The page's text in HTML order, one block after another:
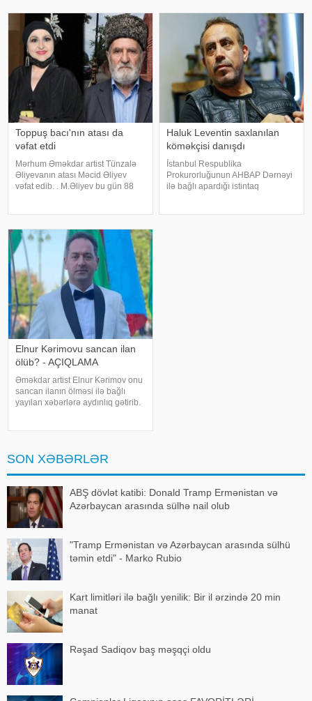
qidalandım, nə düzgün yatdım.
Gördü
avtomobil idarə etmədiyini deyib.
O, sürücü ilə hərəkə
Toppuş bacı'nın atası da
vəfat etdi
Mərhum Əməkdar artist Tünzalə
Əliyevanın atası Məcid Əliyev
vəfat edib. . M.Əliyev bu gün 88
xəstəlikdən əziyyət çəkird
Haluk Leventin saxlanılan
köməkçisi danışdı
İstanbul Respublika
Prokurorluğunun AHBAP Dərnəyi
ilə bağlı apardığı istintaq
Elnur Kərimovu sancan ilan
ölüb? - AÇIQLAMA
Əməkdar artist Elnur Kərimov onu
sancan ilanın ölməsi ilə bağlı
yayılan xəbərlərə aydınlıq gətirib.
SON XƏBƏRLƏR
ABŞ dövlət katibi: Donald Tramp Ermənistan və
Azərbaycan arasında sülhə nail olub
"Tramp Ermənistan və Azərbaycan arasında sülhü
təmin etdi" - Marko Rubio
Kart limitləri ilə bağlı yenilik: Bir il ərzində 20 min
manat
Rəşad Sadiqov baş məşqçi oldu